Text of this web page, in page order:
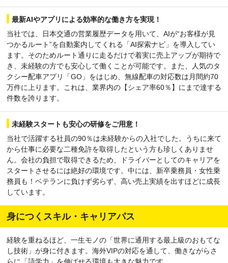
最新AIやアプリによる効率的な働き方を実現！
当社では、日本交通の営業履歴データを用いて、AIが“お客様が見
つかるルート”を自動案内してくれる「AI探索ナビ」を導入してい
ます。そのためルート通りに走るだけで着実に売上アップが期待で
き、未経験の方でも安心して働くことが可能です。また、人気のタ
クシー配車アプリ「GO」をはじめ、無線配車の対応数は月間約70
万件に上ります。これは、業界内の【シェア率60％】にまで達する
件数を誇ります。
未経験スタートも安心の研修をご用意！
当社で活躍する社員の90％は未経験からの入社でした。うちに来て
から仕事に必要な二種免許を取得したという方も珍しくありませ
ん。会社の負担で取得できるため、ドライバーとしてのキャリアを
スタートさせるには絶好の環境です。中には、新卒乗務員・女性乗
務員も！ベテランに負けず劣らず、高い売上実績を出すほどに成長
しています。
身につくスキル・キャリアパス
経験を重ねるほど、一生モノの「世界に通用する最上級のおもてな
し技術」が身に付きます。海外VIPの対応を通して、働きながらさ
らに「語学力」を伸ばせる環境も大きな魅力です。